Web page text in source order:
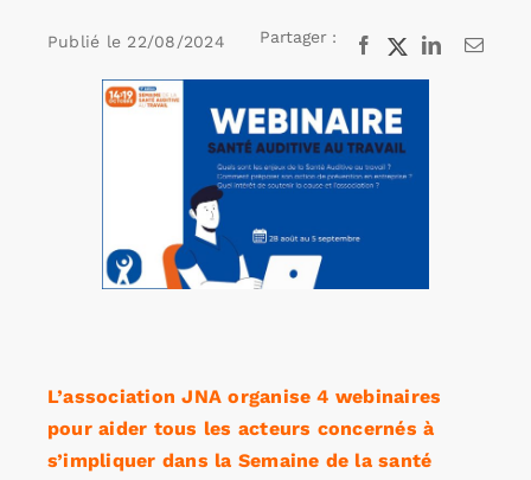
Annonces emploi
Publié le 22/08/2024 Partager : Facebook
X LinkedInEmail
L’association JNA organise 4 webinaires
pour aider tous les acteurs concernés à
s’impliquer dans la Semaine de la santé